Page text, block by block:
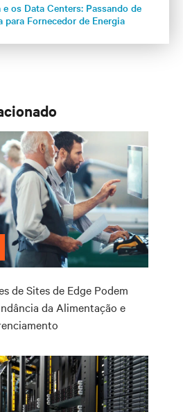
os Data Centers: Passando de
Fornecedor de Energia
de Sites de Edge Podem
da Alimentação e